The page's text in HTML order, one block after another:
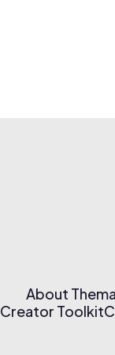
About
Creator Toolkit